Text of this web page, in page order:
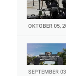
OKTOBER 05,
SEPTEMBER